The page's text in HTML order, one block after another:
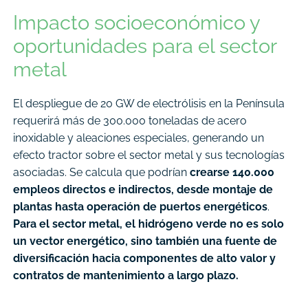
Impacto socioeconómico y
oportunidades para el sector
metal
El despliegue de 20 GW de electrólisis en la Península
requerirá más de 300.000 toneladas de acero
inoxidable y aleaciones especiales, generando un
efecto tractor sobre el sector metal y sus tecnologías
asociadas. Se calcula que podrían crearse 140.000
empleos directos e indirectos, desde montaje de
plantas hasta operación de puertos energéticos.
Para el sector metal, el hidrógeno verde no es solo
un vector energético, sino también una fuente de
diversificación hacia componentes de alto valor y
contratos de mantenimiento a largo plazo.